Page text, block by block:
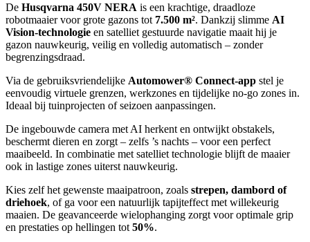
De Husqvarna 450V NERA is een krachtige, draadloze
robotmaaier voor grote gazons tot 7.500 m². Dankzij slimme AI
Vision-technologie en satelliet gestuurde navigatie maait hij je
gazon nauwkeurig, veilig en volledig automatisch – zonder
begrenzingsdraad.
Via de gebruiksvriendelijke Automower® Connect-app stel je
eenvoudig virtuele grenzen, werkzones en tijdelijke no-go zones in.
Ideaal bij tuinprojecten of seizoen aanpassingen.
De ingebouwde camera met AI herkent en ontwijkt obstakels,
beschermt dieren en zorgt – zelfs ’s nachts – voor een perfect
maaibeeld. In combinatie met satelliet technologie blijft de maaier
ook in lastige zones uiterst nauwkeurig.
Kies zelf het gewenste maaipatroon, zoals strepen, dambord of
driehoek, of ga voor een natuurlijk tapijteffect met willekeurig
maaien. De geavanceerde wielophanging zorgt voor optimale grip
en prestaties op hellingen tot 50%.